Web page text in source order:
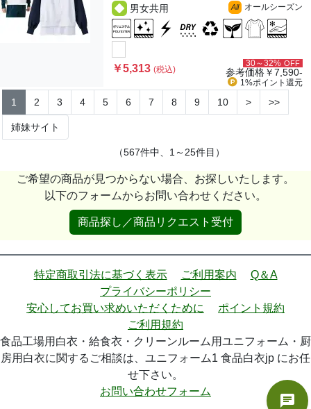
男女共用
All オールシーズン
￥5,313(税込)
30～32% OFF
参考価格￥7,590-
1%ポイント 還元
1 2 3 4 5 6 7 8 9 10 > >>
姉妹サイト
（567件中、1～25件目）
ご希望の商品が見つからない場合、お探しいたします。
以下のフォームからお問い合わせください。
商品探し／商品リクエスト受付
特定商取引法に基づく表示 ご利用案内
Q＆A
プライバシーポリシー
安心してお買い求めいただくために
ポイント規約
ご利用規約
食品工場用白衣・給食衣・クリーンルーム用ユニフォーム・厨
房用白衣に関するご相談は、ユニフォーム1 食品白衣jp にお任
せ下さい。
お問い合わせフォーム